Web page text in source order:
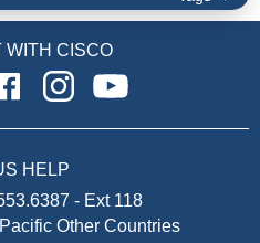
WITH CISCO
HELP
- Ext 118
Other Countries